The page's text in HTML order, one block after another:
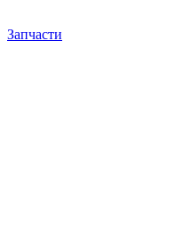
Запчасти